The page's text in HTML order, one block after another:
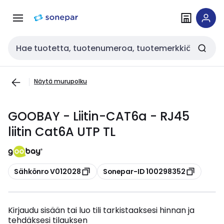
navigointiinsisältöön
Haku
Näytä murupolku
GOOBAY - Liitin-CAT6a - RJ45
liitin Cat6A UTP TL
Kopioi
Sähkönro V012028 Kopioi
Sonepar-ID 100298352
Kirjaudu sisään tai luo tili tarkistaaksesi hinnan ja
tehdäksesi tilauksen